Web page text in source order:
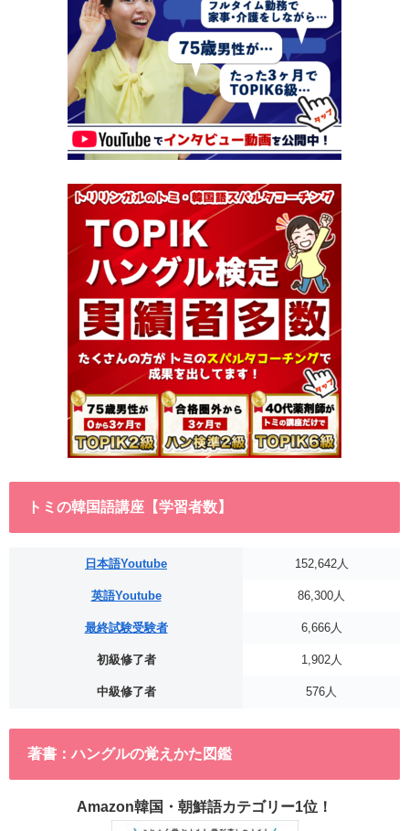
トミの韓国語講座【学習者数】
日本語Youtube 152,642人
英語Youtube 86,300人
最終試験受験者 6,666人
初級修了者 1,902人
中級修了者 576人
著書：ハングルの覚えかた図鑑
Amazon韓国・朝鮮語カテゴリー1位！